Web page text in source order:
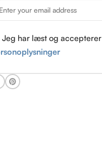
Jeg har læst og accepterer